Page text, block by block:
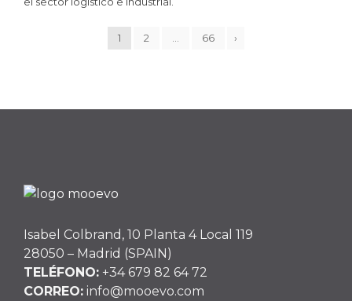
1 2 66 ›
Isabel Colbrand, 10 Planta 4 Local 119
28050 – Madrid (SPAIN)
TELÉFONO: +34 679 82 64 72
CORREO: info@mooevo.com